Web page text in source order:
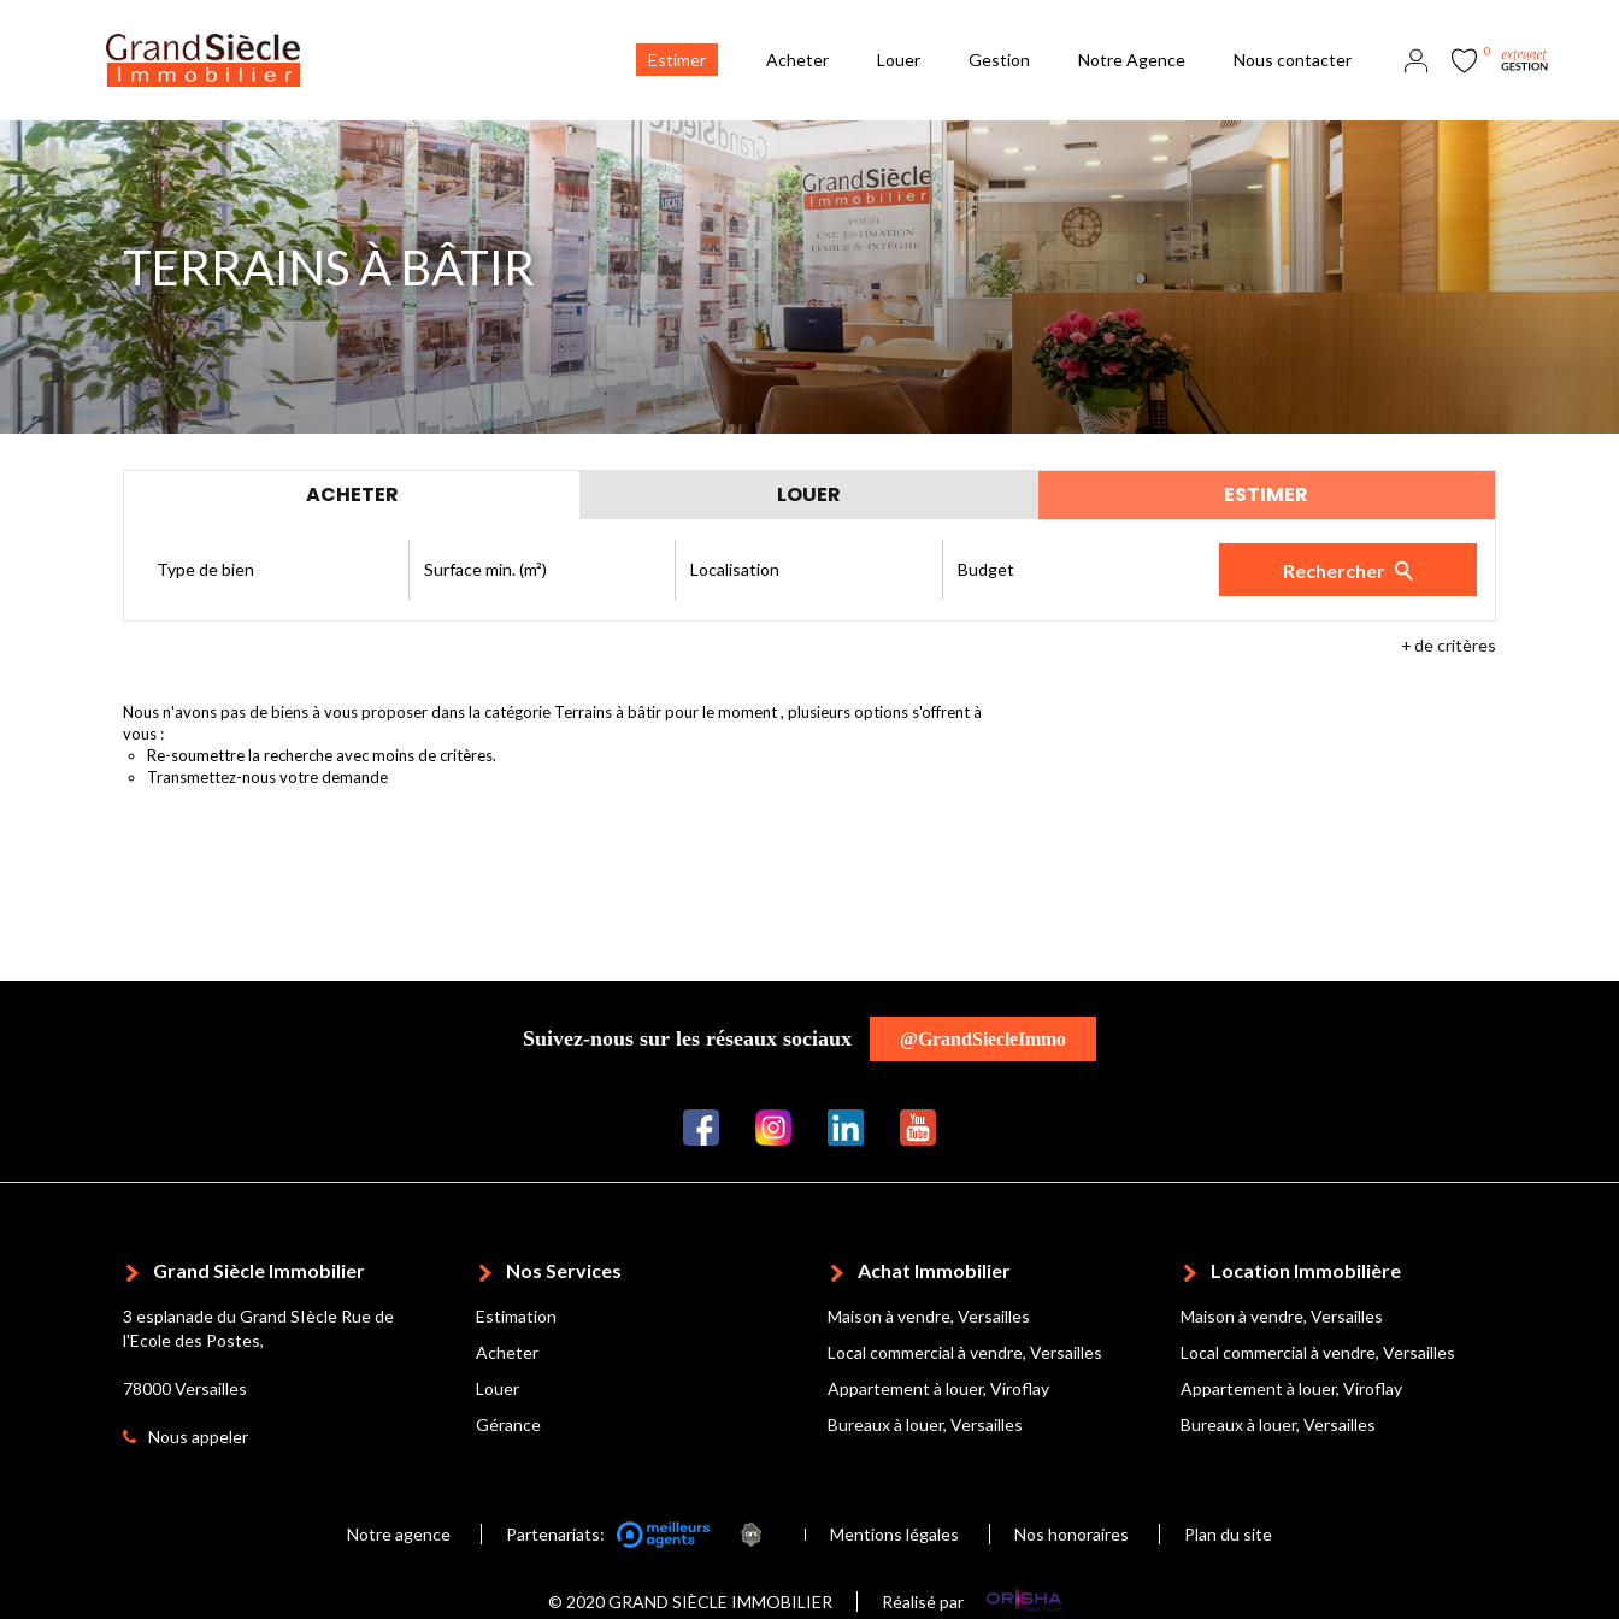
Estimer Acheter Louer Gestion Notre Agence Nous contacter 0
TERRAINS À BÂTIR
ACHETER LOUER ESTIMER
Type de bien Surface min. (m²) Localisation Budget Rechercher
+de critères
Nous n'avons pas de biens à vous proposer dans la catégorie Terrains à bâtir pour le moment , plusieurs options s'offrent à
vous :
Re-soumettre la recherche avec moins de critères.
Transmettez-nous votre demande
Suivez-nous sur les réseaux sociaux @GrandSiecleImmo
Grand Siècle Immobilier
3 esplanade du Grand SIècle Rue de
l'Ecole des Postes,
78000 Versailles
Nous appeler
Nos Services
Estimation
Acheter
Louer
Gérance
Achat Immobilier
Maison à vendre, Versailles
Local commercial à vendre, Versailles
Appartement à louer, Viroflay
Bureaux à louer, Versailles
Location Immobilière
Maison à vendre, Versailles
Local commercial à vendre, Versailles
Appartement à louer, Viroflay
Bureaux à louer, Versailles
Notre agence Partenariats: Mentions légales Nos honoraires Plan du site
© 2020 GRAND SIÈCLE IMMOBILIER Réalisé par